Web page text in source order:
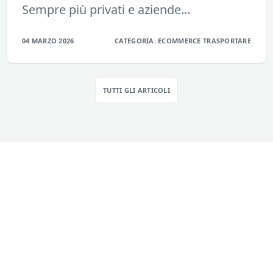
Sempre più privati e aziende...
04 MARZO 2026 CATEGORIA: ECOMMERCE TRASPORTARE
TUTTI GLI ARTICOLI